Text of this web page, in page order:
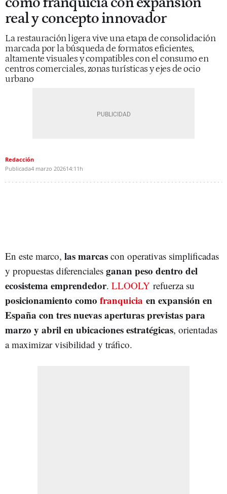
real y concepto innovador
La restauración ligera vive una etapa de consolidación
marcada por la búsqueda de formatos eficientes,
altamente visuales y compatibles con el consumo en
centros comerciales, zonas turísticas y ejes de ocio
urbano
Redacción
Publicada4 marzo 202614:11h
En este marco, las marcas con operativas simplificadas
y propuestas diferenciales ganan peso dentro del
ecosistema emprendedor. LLOOLY refuerza su
posicionamiento como franquicia en expansión en
España con tres nuevas aperturas previstas para
marzo y abrilen ubicaciones estratégicas, orientadas
a maximizar visibilidad y tráfico.